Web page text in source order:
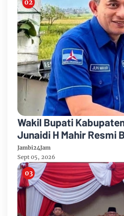
Wakil Bupati
Junaidi H Mahir Resmi
Partai Demikrat
Jambi24Jam
Sept 05, 2026